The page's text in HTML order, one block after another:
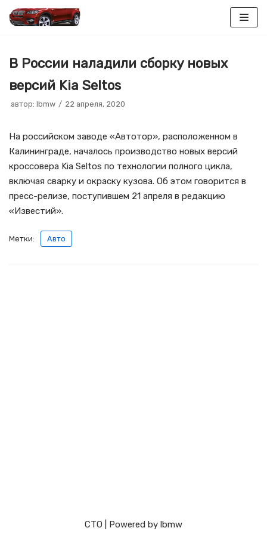
содержимому
В России наладили сборку новых
версий Kia Seltos
автор: lbmw 22 апреля, 2020
На российском заводе «Автотор», расположенном в
Калининграде, началось производство новых версий
кроссовера Kia Seltos по технологии полного цикла,
включая сварку и окраску кузова. Об этом говорится в
пресс-релизе, поступившем 21 апреля в редакцию
«Известий».
Метки: Авто
СТО | Powered by lbmw